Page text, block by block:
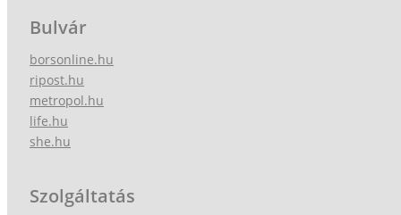
Bulvár
borsonline.hu
ripost.hu
metropol.hu
life.hu
she.hu
Szolgáltatás